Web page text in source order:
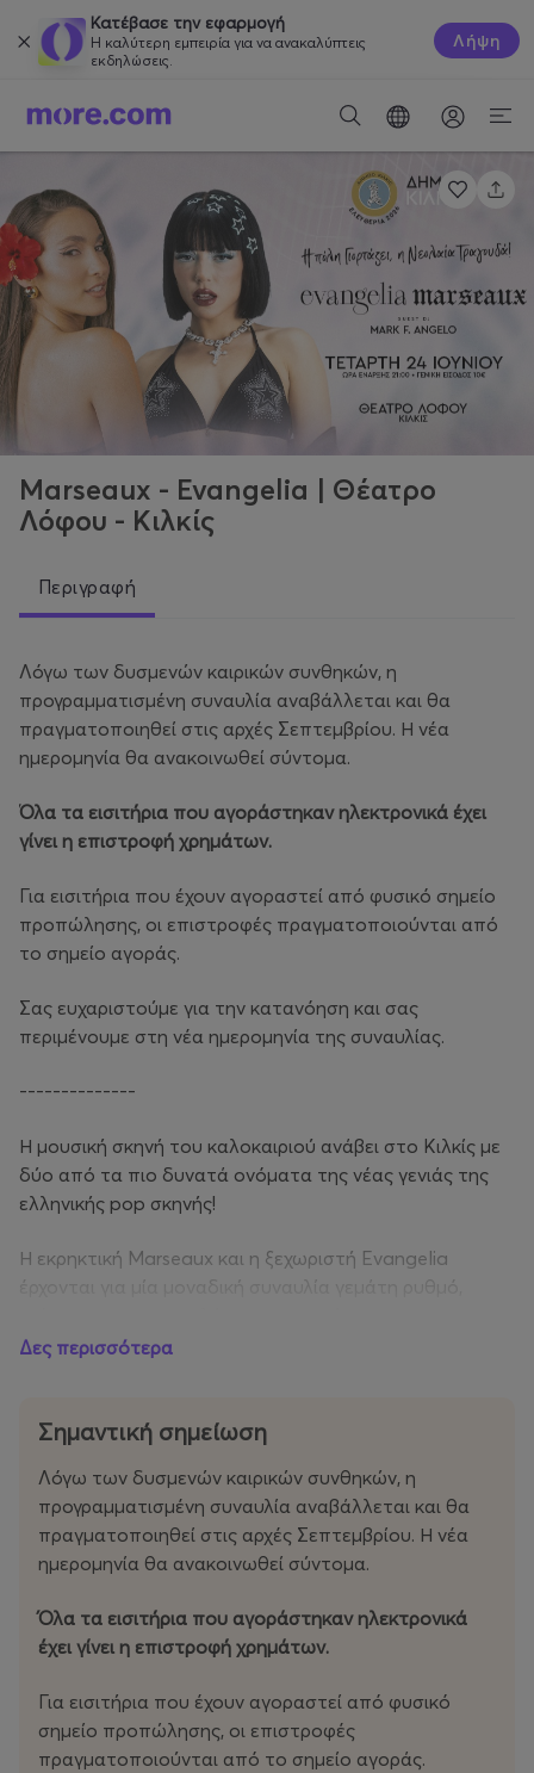
Κατέβασε την εφαρμογή
Η καλύτερη εμπειρία για να ανακαλύπτεις
εκδηλώσεις.
Λήψη
Marseaux - Evangelia | Θέατρο
Λόφου - Κιλκίς
Περιγραφή
Λόγω των δυσμενών καιρικών συνθηκών, η
προγραμματισμένη συναυλία αναβάλλεται και θα
πραγματοποιηθεί στις αρχές Σεπτεμβρίου. Η νέα
ημερομηνία θα ανακοινωθεί σύντομα.
Όλα τα εισιτήρια που αγοράστηκαν ηλεκτρονικά έχει
γίνει η επιστροφή χρημάτων.
Για εισιτήρια που έχουν αγοραστεί από φυσικό σημείο
προπώλησης, οι επιστροφές πραγματοποιούνται από
το σημείο αγοράς.
Σας ευχαριστούμε για την κατανόηση και σας
περιμένουμε στη νέα ημερομηνία της συναυλίας.
--------------
Η μουσική σκηνή του καλοκαιριού ανάβει στο Κιλκίς με
δύο από τα πιο δυνατά ονόματα της νέας γενιάς της
ελληνικής pop σκηνής!
Η εκρηκτική Marseaux και η ξεχωριστή Evangelia
μέσα από τραγούδια που αγαπήθηκαν ιδιαίτερα από το
ξεσηκώνουν το κοινό.
Η Evangelia, με τη δυναμική pop αισθητική και τη
μοναδική ενέργεια που τη χαρακτηρίζει, έχει καταφέρει
παρουσία, δημιουργώντας το δικό της ξεχωριστό
μουσικό στίγμα.
Μια βραδιά γεμάτη μουσική, ένταση και καλοκαιρινό
vibe που δεν πρέπει να χάσεις!
Δες περισσότερα
Σημαντική σημείωση
Λόγω των δυσμενών καιρικών συνθηκών, η
προγραμματισμένη συναυλία αναβάλλεται και θα
πραγματοποιηθεί στις αρχές Σεπτεμβρίου. Η νέα
ημερομηνία θα ανακοινωθεί σύντομα.
Όλα τα εισιτήρια που αγοράστηκαν ηλεκτρονικά
έχει γίνει η επιστροφή χρημάτων.
Για εισιτήρια που έχουν αγοραστεί από φυσικό
σημείο προπώλησης, οι επιστροφές
πραγματοποιούνται από το σημείο αγοράς.